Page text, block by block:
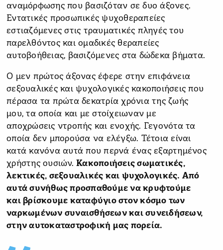
αναμόρφωσης που βασιζόταν σε δυο άξονες.
Εντατικές προσωπικές ψυχοθεραπείες
εστιαζόμενες στις τραυματικές πληγές του
παρελθόντος και ομαδικές θεραπείες
αυτοβοήθειας, βασιζόμενες στα δώδεκα βήματα.
Ο μεν πρώτος άξονας έφερε στην επιφάνεια
σεξουαλικές και ψυχολογικές κακοποιήσεις που
πέρασα τα πρώτα δεκατρία χρόνια της ζωής
μου, τα οποία και με στοίχειωναν με
αποχρώσεις ντροπής και ενοχής. Γεγονότα τα
οποία δεν μπορούσα να ελέγξω. Τέτοια είναι
κατά κανόνα αυτά που περνά ένας εξαρτημένος
χρήστης ουσιών. Κακοποιήσεις σωματικές,
λεκτικές, σεξουαλικές και ψυχολογικές. Από
αυτά συνήθως προσπαθούμε να κρυφτούμε
και βρίσκουμε καταφύγιο στον κόσμο των
ναρκωμένων συναισθήσεων και συνειδήσεων,
στην αυτοκαταστροφική μας πορεία.